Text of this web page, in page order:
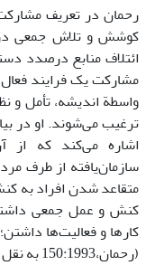
رحمان در تعریف
کوشش و تلاش جمعی
ائتلاف منابع درصدد
مشارکت یک فرایند
واسطة اندیشه، تأمل و
ترغیب می‌شوند. او در
سازمان‌یافته از طرف
(رحمان،150:1993 به نقل از غفاری،70:1380)